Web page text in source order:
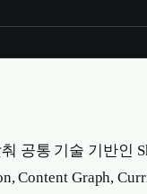
공통 기술 기반인
Content Graph,